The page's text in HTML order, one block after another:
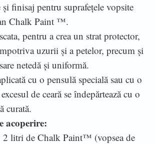
finisaj pentru suprafețele vopsite
Chalk Paint ™.
pentru a crea un strat protector,
uzurii și a petelor, precum și
netedă și uniformă.
cu o pensulă specială sau cu o
de ceară se îndepărtează cu o
curată.
acoperire:
litri de Chalk Paint™ (vopsea de